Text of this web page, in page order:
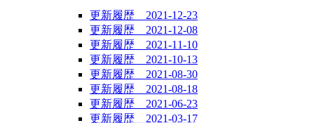
更新履歴 2021-12-23
更新履歴 2021-12-08
更新履歴 2021-11-10
更新履歴 2021-10-13
更新履歴 2021-08-30
更新履歴 2021-08-18
更新履歴 2021-06-23
更新履歴 2021-03-17